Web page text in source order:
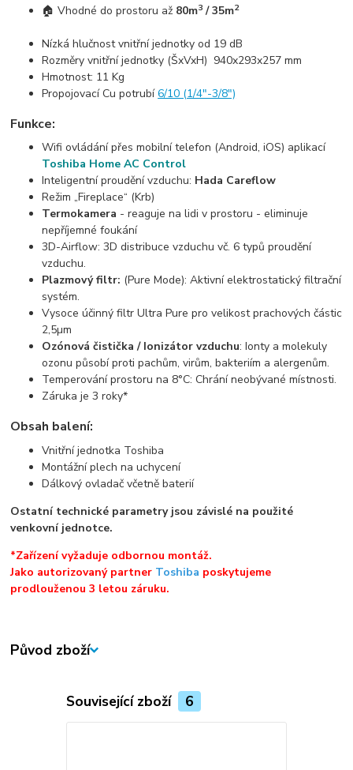
🏠 Vhodné do prostoru až 80m3 / 35m2
Nízká hlučnost vnitřní jednotky od 19 dB
Rozměry vnitřní jednotky (ŠxVxH) 940x293x257 mm
Hmotnost: 11 Kg
Propojovací Cu potrubí6/10 (1/4"-3/8")
Funkce:
Wifi ovládání přes mobilní telefon (Android, iOS) aplikací
Toshiba Home AC Control
Inteligentní proudění vzduchu: Hada Careflow
Režim „Fireplace“ (Krb)
Termokamera - reaguje na lidi v prostoru - eliminuje
nepříjemné foukání
3D-Airflow: 3D distribuce vzduchu vč. 6 typů proudění
vzduchu.
Plazmový filtr: (Pure Mode): Aktivní elektrostatický filtrační
systém.
Vysoce účinný filtr Ultra Pure pro velikost prachových částic
2,5µm
Ozónová čistička / Ionizátor vzduchu: Ionty a molekuly
ozonu působí proti pachům, virům, bakteriím a alergenům.
Temperování prostoru na 8°C: Chrání neobývané místnosti.
Záruka je 3 roky*
Obsah balení:
Vnitřní jednotka Toshiba
Montážní plech na uchycení
Dálkový ovladač včetně baterií
Ostatní technické parametry jsou závislé na použité
venkovní jednotce.
*Zařízení vyžaduje odbornou montáž.
Jako autorizovaný partner Toshiba poskytujeme
prodlouženou 3 letou záruku.
Původ zboží
Související zboží 6